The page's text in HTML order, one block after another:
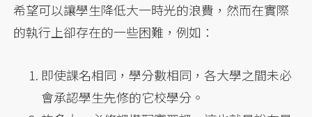
希望可以讓學生降低大一時光的浪費，然而在實際
的執行上卻存在的一些困難，例如：
即使課名相同，學分數相同，各大學之間未必
會承認學生先修的它校學分。